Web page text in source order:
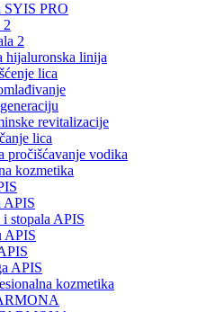
SYIS PRO
2
2
hijaluronska linija
lica
revitalizacije
lica
pročišćavanje vodika
kozmetika
APIS
stopala APIS
APIS
APIS
kozmetika